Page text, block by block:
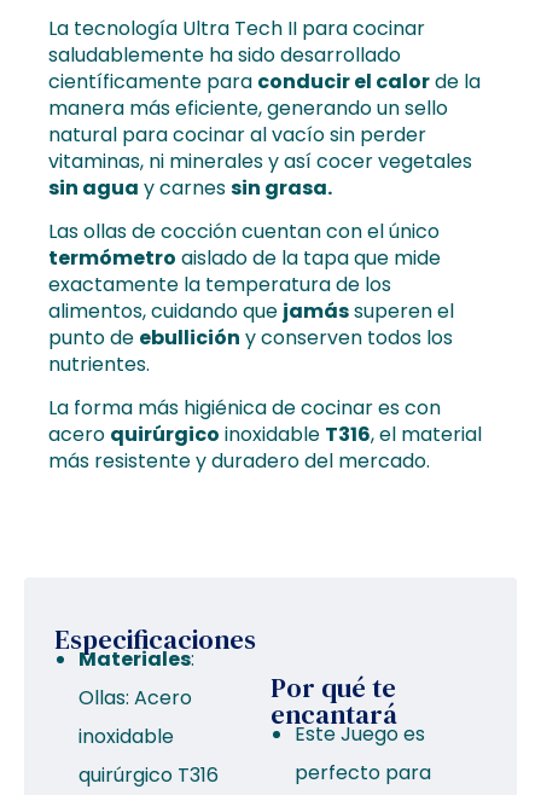
La tecnología Ultra Tech II para cocinar
saludablemente ha sido desarrollado
científicamente para conducir el calorde la
manera más eficiente, generando un sello
natural para cocinar al vacío sin perder
vitaminas, ni minerales y así cocer vegetales
sin agua y carnessin grasa.
Las ollas de cocción cuentan con el único
termómetro aislado de la tapa que mide
exactamente la temperatura de los
alimentos, cuidando que jamássuperen el
punto de ebullición y conserven todos los
nutrientes.
La forma más higiénica de cocinar es con
acero quirúrgico inoxidable T316, el material
más resistente y duradero del mercado.
Especificaciones
Materiales:
Ollas: Acero
inoxidable
quirúrgico T316
Por qué te
encantará
Este Juego es
perfecto para